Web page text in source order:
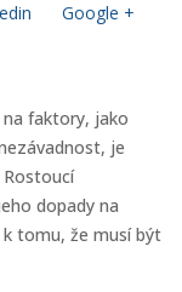
Google +
faktory, jako
je
dopady na
tomu, že musí být